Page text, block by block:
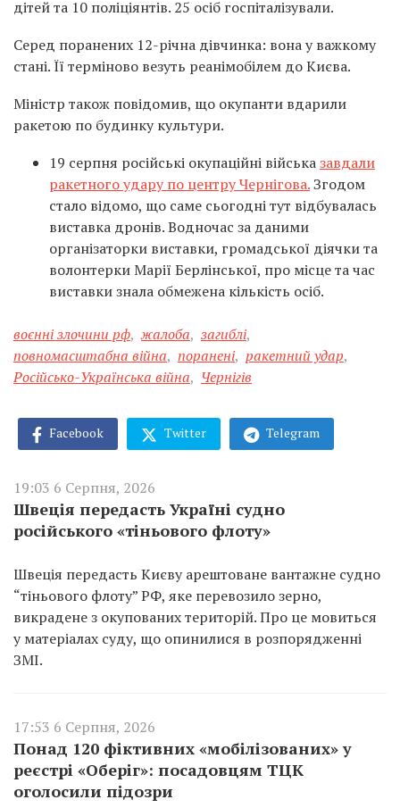
дітей та 10 поліціянтів. 25 осіб госпіталізували.
Серед поранених 12-річна дівчинка: вона у важкому
стані. Її терміново везуть реанімобілем до Києва.
Міністр також повідомив, що окупанти вдарили
ракетою по будинку культури.
19 серпня російські окупаційні військазавдали
ракетного удару по центру Чернігова.Згодом
стало відомо, що саме сьогодні тут відбувалась
виставка дронів. Водночас за даними
організаторки виставки, громадської діячки та
волонтерки Марії Берлінської, про місце та час
виставки знала обмежена кількість осіб.
воєнні злочини рф, жалоба, загиблі,
повномасштабна війна, поранені, ракетний удар,
Російсько-Українська війна, Чернігів
Facebook Twitter Telegram
19:03 6 Серпня, 2026
Швеція передасть Україні судно
російського «тіньового флоту»
Швеція передасть Києву арештоване вантажне судно
“тіньового флоту” РФ, яке перевозило зерно,
викрадене з окупованих територій. Про це мовиться
у матеріалах суду, що опинилися в розпорядженні
ЗМІ.
17:53 6 Серпня, 2026
Понад 120 фіктивних «мобілізованих» у
реєстрі «Оберіг»: посадовцям ТЦК
оголосили підозри